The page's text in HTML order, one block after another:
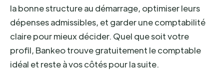
la bonne structure au démarrage, optimiser leurs
dépenses admissibles, et garder une comptabilité
claire pour mieux décider. Quel que soit votre
profil, Bankeo trouve gratuitement le comptable
idéal et reste à vos côtés pour la suite.